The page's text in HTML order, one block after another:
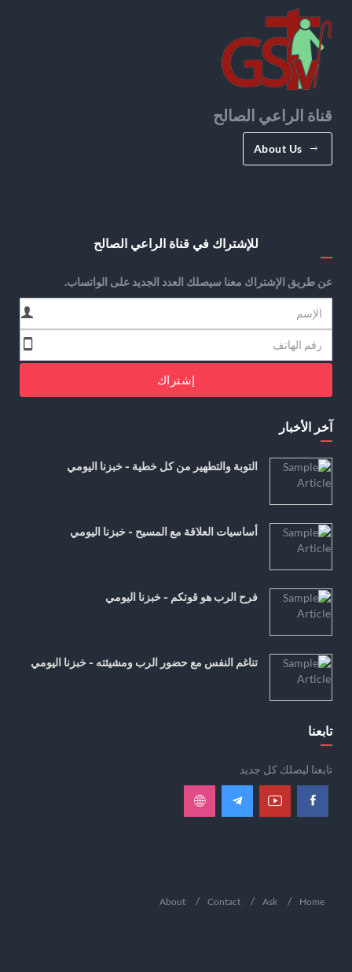
قناة الراعي الصالح
About Us
للإشتراك في قناة الراعي الصالح
عن طريق الإشتراك معنا سيصلك العدد الجديد على الواتساب.
إشتراك
آخر الأخبار
التوبة والتطهير من كل خطية - خبزنا اليومي
أساسيات العلاقة مع المسيح - خبزنا اليومي
فرح الرب هو قوتكم - خبزنا اليومي
تناغم النفس مع حضور الرب ومشيئته - خبزنا اليومي
تابعنا
تابعنا ليصلك كل جديد
Home
Ask
Contact
About